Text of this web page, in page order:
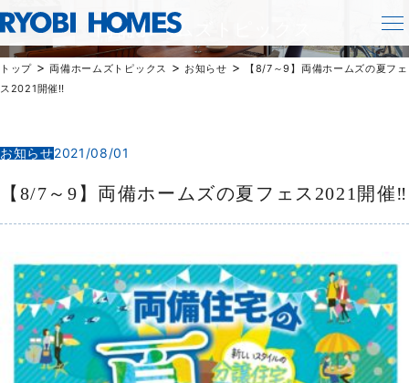
TOPICS
両備ホームズトピックス
トップ >両備ホームズトピックス > お知らせ >
【8/7～9】両備ホームズの夏フェ
ス2021開催‼
お知らせ2021/08/01
【8/7～9】両備ホームズの夏フェス2021開催‼